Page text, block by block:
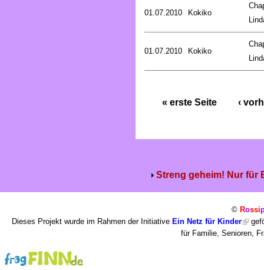
01.07.2010 Kokiko
01.07.2010 Kokiko
« erste Seite ‹
Streng geheim! Nur für
© Rossi
Dieses Projekt wurde im Rahmen der Initiative Ein Netz für Kinder
für Familie, Senioren,